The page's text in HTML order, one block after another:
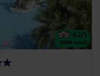
4.2/5
2808 opinii